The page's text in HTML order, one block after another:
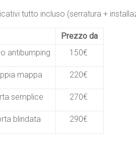
tutto incluso (serratura +
Prezzo da
antibumping
150€
mappa 220€
semplice 270€
blindata 290€